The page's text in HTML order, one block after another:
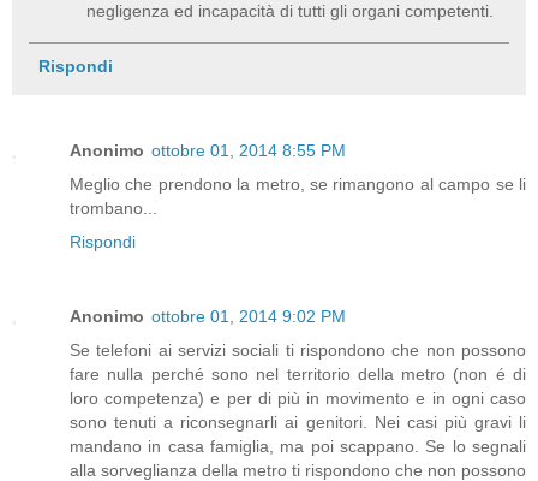
negligenza ed incapacità di tutti gli organi competenti.
Rispondi
Anonimo ottobre 01, 2014 8:55 PM
Meglio che prendono la metro, se rimangono al campo se li
trombano...
Rispondi
Anonimo ottobre 01, 2014 9:02 PM
Se telefoni ai servizi sociali ti rispondono che non possono
fare nulla perché sono nel territorio della metro (non é di
loro competenza) e per di più in movimento e in ogni caso
sono tenuti a riconsegnarli ai genitori. Nei casi più gravi li
mandano in casa famiglia, ma poi scappano. Se lo segnali
alla sorveglianza della metro ti rispondono che non possono